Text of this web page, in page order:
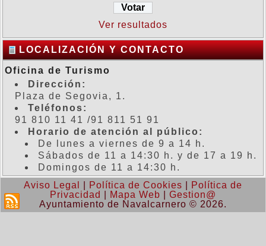
Ver resultados
LOCALIZACIÓN Y CONTACTO
Oficina de Turismo
Dirección:
Plaza de Segovia, 1.
Teléfonos:
91 810 11 41 /91 811 51 91
Horario de atención al público:
De lunes a viernes de 9 a 14 h.
Sábados de 11 a 14:30 h. y de 17 a 19 h.
Domingos de 11 a 14:30 h.
Aviso Legal
Política de Cookies
Política de
Privacidad
Mapa Web
Gestion@
Ayuntamiento de Navalcarnero © 2026.